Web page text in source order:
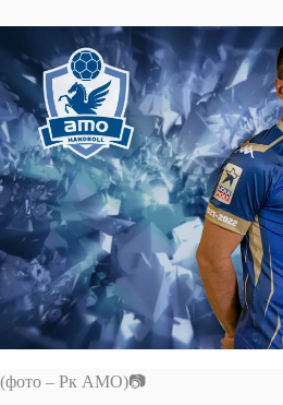
(фото – Рк АМО)📷